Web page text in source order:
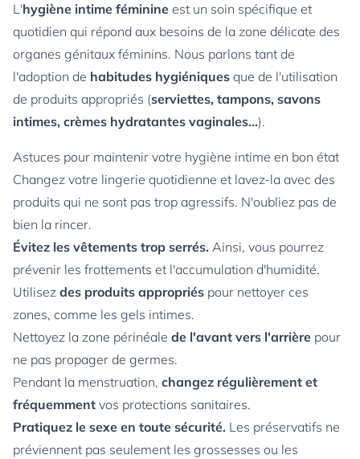
L'hygiène intime féminine est un soin spécifique et
quotidien qui répond aux besoins de la zone délicate des
organes génitaux féminins. Nous parlons tant de
l'adoption de habitudes hygiéniques que de l'utilisation
de produits appropriés (serviettes, tampons, savons
intimes, crèmes hydratantes vaginales…).
Astuces pour maintenir votre hygiène intime en bon état
Changez votre lingerie quotidienne et lavez-la avec des
produits qui ne sont pas trop agressifs. N'oubliez pas de
bien la rincer.
Évitez les vêtements trop serrés. Ainsi, vous pourrez
prévenir les frottements et l'accumulation d'humidité.
Utilisez des produits appropriés pour nettoyer ces
zones, comme les gels intimes.
Nettoyez la zone périnéale de l'avant vers l'arrière pour
ne pas propager de germes.
Pendant la menstruation, changez régulièrement et
fréquemment vos protections sanitaires.
Pratiquez le sexe en toute sécurité. Les préservatifs ne
préviennent pas seulement les grossesses ou les